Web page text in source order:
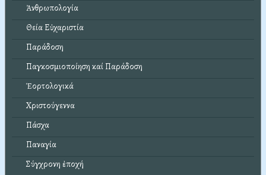
Ἀνθρωπολογία
Θεία Εὐχαριστία
Παράδοση
Παγκοσμιοποίηση καί Παράδοση
Ἑορτολογικά
Χριστούγεννα
Πάσχα
Παναγία
Σύγχρονη ἐποχή